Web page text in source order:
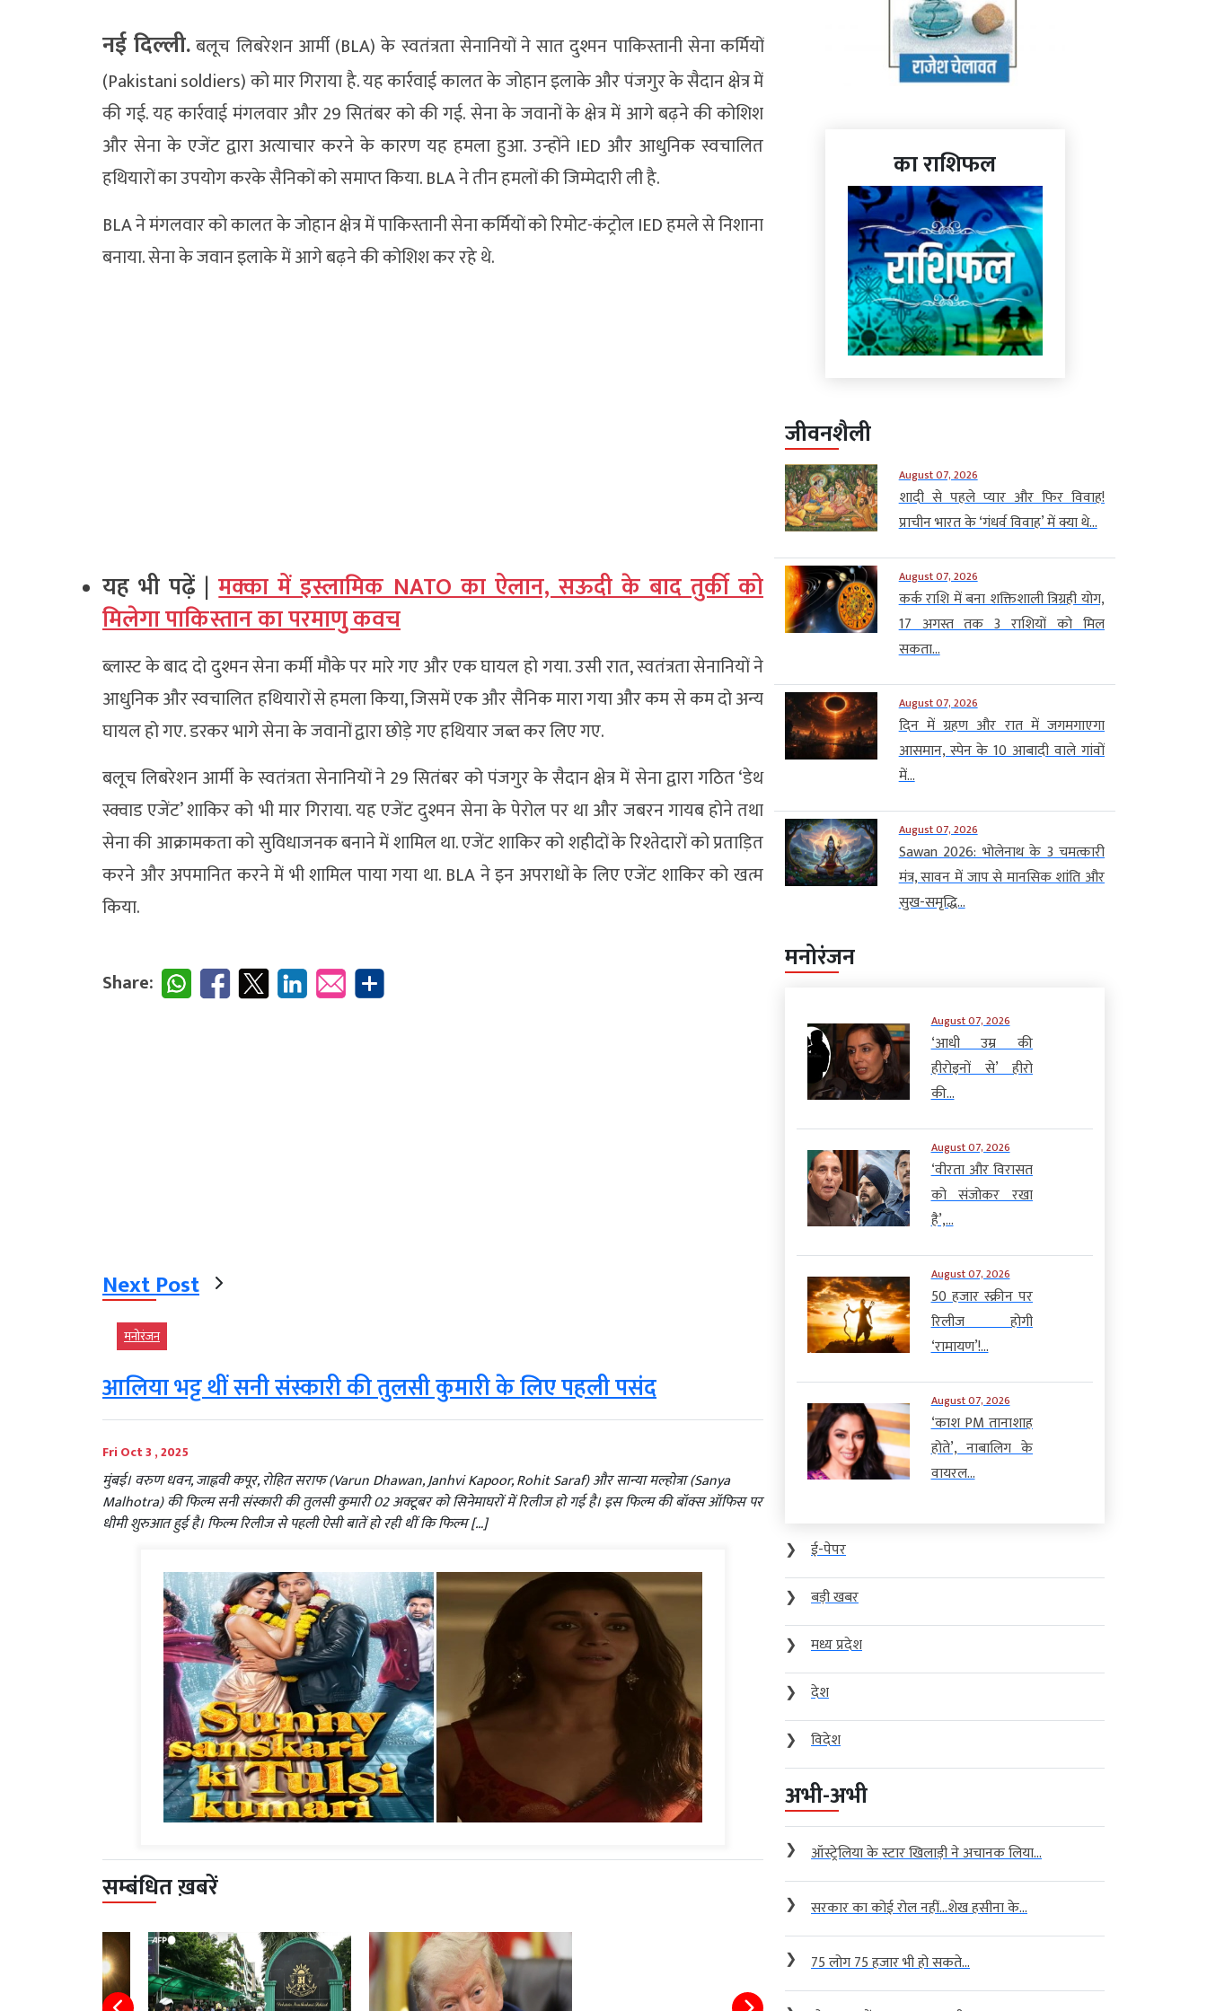
नई दिल्ली.बलूच लिबरेशन आर्मी (BLA) के स्वतंत्रता सेनानियों ने सात दुश्मन पाकिस्तानी सेना कर्मियों
(Pakistani soldiers) को मार गिराया है. यह कार्रवाई कालत के जोहान इलाके और पंजगुर के सैदान क्षेत्र में
की गई. यह कार्रवाई मंगलवार और 29 सितंबर को की गई. सेना के जवानों के क्षेत्र में आगे बढ़ने की कोशिश
और सेना के एजेंट द्वारा अत्याचार करने के कारण यह हमला हुआ. उन्होंने IED और आधुनिक स्वचालित
हथियारों का उपयोग करके सैनिकों को समाप्त किया. BLA ने तीन हमलों की जिम्मेदारी ली है.
BLA ने मंगलवार को कालत के जोहान क्षेत्र में पाकिस्तानी सेना कर्मियों को रिमोट-कंट्रोल IED हमले से निशाना
बनाया. सेना के जवान इलाके में आगे बढ़ने की कोशिश कर रहे थे.
यह भी पढ़ें |मक्का में इस्लामिक NATO का ऐलान, सऊदी के बाद तुर्की को
मिलेगा पाकिस्तान का परमाणु कवच
ब्लास्ट के बाद दो दुश्मन सेना कर्मी मौके पर मारे गए और एक घायल हो गया. उसी रात, स्वतंत्रता सेनानियों ने
आधुनिक और स्वचालित हथियारों से हमला किया, जिसमें एक और सैनिक मारा गया और कम से कम दो अन्य
घायल हो गए. डरकर भागे सेना के जवानों द्वारा छोड़े गए हथियार जब्त कर लिए गए.
बलूच लिबरेशन आर्मी के स्वतंत्रता सेनानियों ने 29 सितंबर को पंजगुर के सैदान क्षेत्र में सेना द्वारा गठित ‘डेथ
स्क्वाड एजेंट’ शाकिर को भी मार गिराया. यह एजेंट दुश्मन सेना के पेरोल पर था और जबरन गायब होने तथा
सेना की आक्रामकता को सुविधाजनक बनाने में शामिल था. एजेंट शाकिर को शहीदों के रिश्तेदारों को प्रताड़ित
करने और अपमानित करने में भी शामिल पाया गया था. BLA ने इन अपराधों के लिए एजेंट शाकिर को खत्म
किया.
Share:
Next Post
मनोरंजन
आलिया भट्ट थीं सनी संस्कारी की तुलसी कुमारी के लिए पहली पसंद
Fri Oct 3 , 2025
मुंबई। वरुण धवन, जाह्नवी कपूर, रोहित सराफ (Varun Dhawan, Janhvi Kapoor, Rohit Saraf) और सान्या मल्होत्रा (Sanya
Malhotra) की फिल्म सनी संस्कारी की तुलसी कुमारी 02 अक्टूबर को सिनेमाघरों में रिलीज हो गई है। इस फिल्म की बॉक्स ऑफिस पर
धीमी शुरुआत हुई है। फिल्म रिलीज से पहली ऐसी बातें हो रही थीं कि फिल्म […]
सम्बंधित ख़बरें
का राशिफल
जीवनशैली
August 07, 2026
शादी से पहले प्यार और फिर विवाह!
प्राचीन भारत के ‘गंधर्व विवाह’ में क्या थे...
August 07, 2026
कर्क राशि में बना शक्तिशाली त्रिग्रही योग,
17 अगस्त तक 3 राशियों को मिल
सकता...
August 07, 2026
दिन में ग्रहण और रात में जगमगाएगा
आसमान, स्पेन के 10 आबादी वाले गांवों
में...
August 07, 2026
Sawan 2026: भोलेनाथ के 3 चमत्कारी
मंत्र, सावन में जाप से मानसिक शांति और
सुख-समृद्धि...
मनोरंजन
August 07, 2026
‘आधी उम्र की
हीरोइनों से’ हीरो
की...
August 07, 2026
‘वीरता और विरासत
को संजोकर रखा
है’,...
August 07, 2026
50 हजार स्क्रीन पर
रिलीज होगी
‘रामायण’!...
August 07, 2026
‘काश PM तानाशाह
होते’, नाबालिग के
वायरल...
❯
ई-पेपर
❯
बड़ी खबर
❯
मध्य प्रदेश
❯
देश
❯
विदेश
अभी-अभी
❯ ऑस्ट्रेलिया के स्टार खिलाड़ी ने अचानक लिया...
❯ सरकार का कोई रोल नहीं…शेख हसीना के...
❯ 75 लोग 75 हजार भी हो सकते...